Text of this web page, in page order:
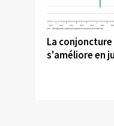
©
La
s'améliore en